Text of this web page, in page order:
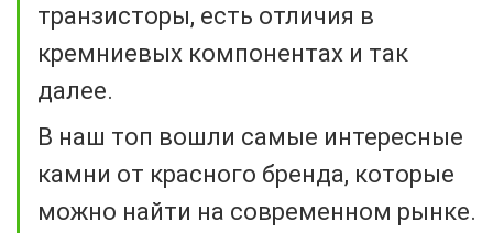
транзисторы, есть отличия в
кремниевых компонентах и так
далее.
В наш топ вошли самые интересные
камни от красного бренда, которые
можно найти на современном рынке.